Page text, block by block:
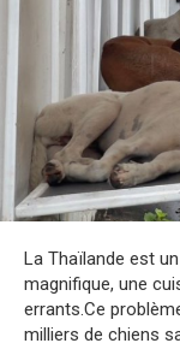
La Thaïlande est
magnifique, une
errants.Ce
milliers de chiens